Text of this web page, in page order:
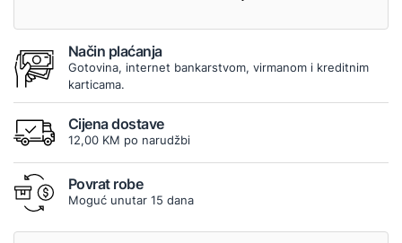
Način plaćanja
Gotovina, internet bankarstvom, virmanom i kreditnim
karticama.
Cijena dostave
12,00 KM po narudžbi
Povrat robe
Moguć unutar 15 dana